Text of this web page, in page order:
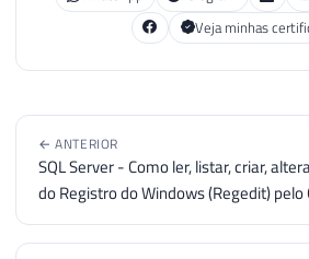
Veja minhas
← ANTERIOR
SQL Server - Como ler, listar, criar,
do Registro do Windows (Regedit) pelo